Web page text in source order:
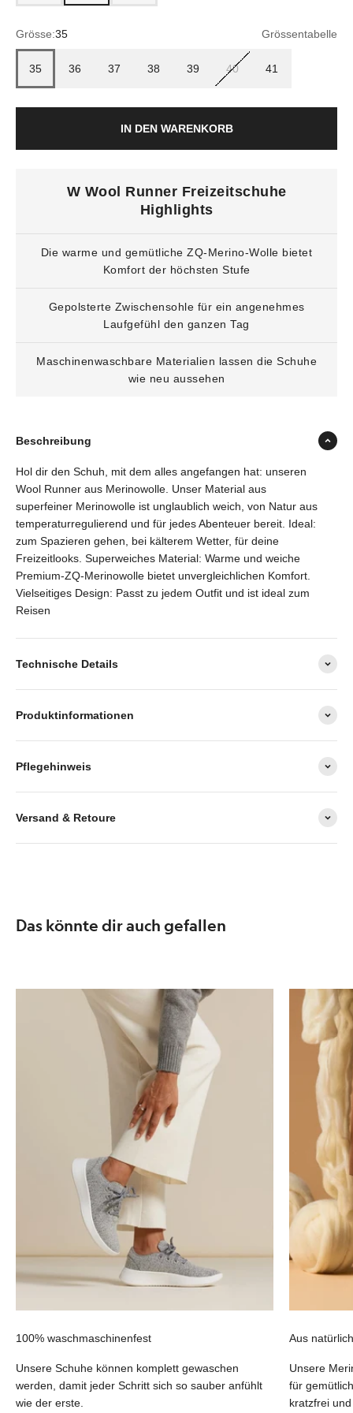
Grösse:35 Grössentabelle
35 36 37 38 39 40 41
IN DEN WARENKORB
W Wool Runner Freizeitschuhe
Highlights
Die warme und gemütliche ZQ-Merino-Wolle bietet
Komfort der höchsten Stufe
Gepolsterte Zwischensohle für ein angenehmes
Laufgefühl den ganzen Tag
Maschinenwaschbare Materialien lassen die Schuhe
wie neu aussehen
Beschreibung
Hol dir den Schuh, mit dem alles angefangen hat: unseren
Wool Runner aus Merinowolle. Unser Material aus
superfeiner Merinowolle ist unglaublich weich, von Natur aus
temperaturregulierend und für jedes Abenteuer bereit. Ideal:
zum Spazieren gehen, bei kälterem Wetter, für deine
Freizeitlooks. Superweiches Material: Warme und weiche
Premium-ZQ-Merinowolle bietet unvergleichlichen Komfort.
Vielseitiges Design: Passt zu jedem Outfit und ist ideal zum
Reisen
Technische Details
Produktinformationen
Pflegehinweis
Versand & Retoure
Das könnte dir auch gefallen
100% waschmaschinenfest
Unsere Schuhe können komplett gewaschen
werden, damit jeder Schritt sich so sauber anfühlt
wie der erste.
Aus
Unsere
für
kratzfrei